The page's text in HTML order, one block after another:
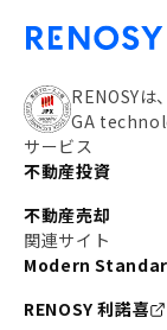
RENOSYは
GA
サービス
不動産投資
不動産売却
関連サイト
Modern
RENOSY 利諾喜